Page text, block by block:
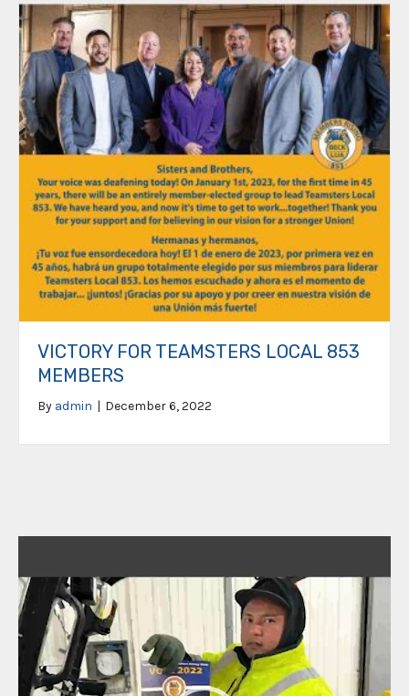
VICTORY FOR TEAMSTERS LOCAL 853
MEMBERS
By admin | December 6, 2022
Player